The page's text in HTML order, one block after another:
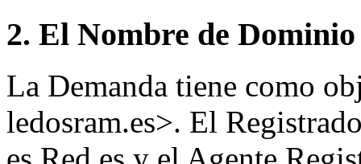
2. El Nombre de
La Demanda tiene como
ledosram.es>. El